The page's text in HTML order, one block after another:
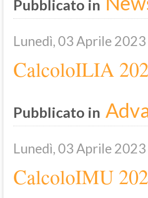
Pubblicato in
Lunedì, 03 Aprile
CalcoloILIA
Pubblicato in
Lunedì, 03 Aprile
CalcoloIMU